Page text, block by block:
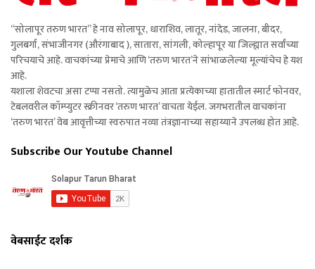
“सोलापूर तरुण भारत” हे नाव सोलापूर, धाराशिव, लातूर, नांदेड, जालना, बीदर,
गुलबर्गा, संभाजीनगर (औरंगाबाद ), सातारा, सांगली, कोल्हापूर या जिल्ह्यात सर्वांच्या
परिचयाचे आहे. वाचकांच्या प्रेमाचे आणि ‘तरुण भारत’ने सांभाळलेल्या मूल्यांचेच हे यश
आहे.
यशाला शेवटचा असा टप्पा नसतो. त्यामुळेच आता प्रत्येकाच्या हातातील स्मार्ट फोनवर,
टेबलवरील कॉम्प्युटर स्क्रीनवर ‘तरुण भारत’ वाचता येईल. जगभरातील वाचकांना
‘तरुण भारत’ वेब आवृत्तीच्या स्वरुपात नव्या तंत्रज्ञानाच्या सहाय्याने उपलब्ध होत आहे.
Subscribe Our Youtube Channel
वेबसाईट दर्शक